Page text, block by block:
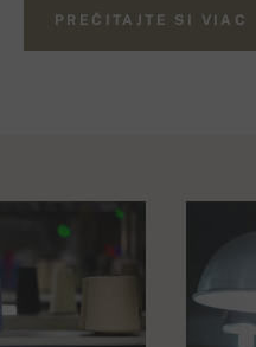
PREČITAJTE SI VIAC